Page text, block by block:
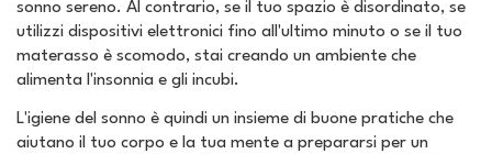
sonno sereno. Al contrario, se il tuo spazio è disordinato, se
utilizzi dispositivi elettronici fino all'ultimo minuto o se il tuo
materasso è scomodo, stai creando un ambiente che
alimenta l'insonnia e gli incubi.
L'igiene del sonno è quindi un insieme di buone pratiche che
aiutano il tuo corpo e la tua mente a prepararsi per un